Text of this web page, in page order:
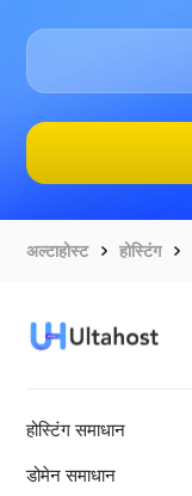
अल्टाहोस्ट होस्टिंग
होस्टिंग समाधान
डोमेन समाधान